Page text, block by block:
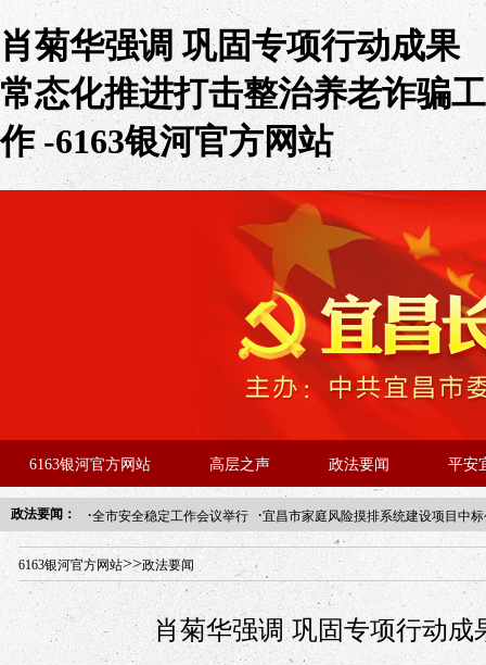
肖菊华强调 巩固专项行动成果
常态化推进打击整治养老诈骗工
作 -6163银河官方网站
6163银河官方网站 高层之声 政法要闻 平安
政法要闻： ·全市安全稳定工作会议举行 ·宜昌市家庭风险摸排系统建设项目中
年“招才兴业”事业单位人才引进·北京站人民大学入校工作提醒
6163银河官方网站>>政法要闻
肖菊华强调 巩固专项行动